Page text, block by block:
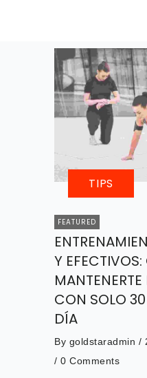
TIPS
FEATURED
Y
CON SOLO
DÍA
By goldstaradmin /
/ 0 Comments